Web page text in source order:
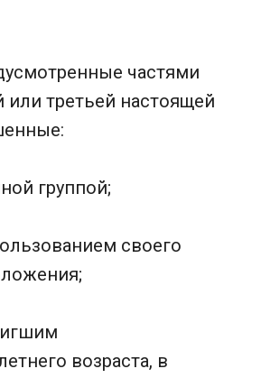
частями
или третьей настоящей
группой;
своего
возраста, в